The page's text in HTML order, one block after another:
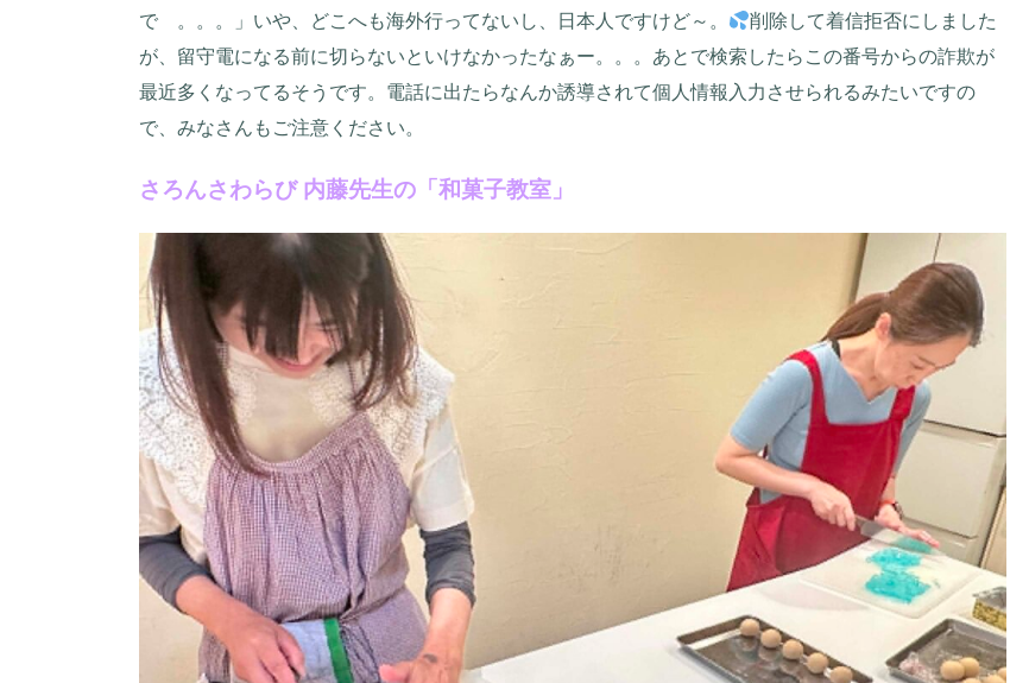
で 。。。」いや、どこへも海外行ってないし、日本人ですけど～。
削除して着信拒否にしました
が、留守電になる前に切らないといけなかったなぁー。。。あとで検索したらこの番号からの詐欺が
最近多くなってるそうです。電話に出たらなんか誘導されて個人情報入力させられるみたいですの
で、みなさんもご注意ください。
さろんさわらび 内藤先生の「和菓子教室」